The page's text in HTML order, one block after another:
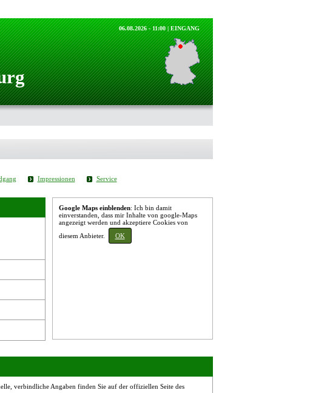
06.08.2026 - 11:00 |EINGANG
Impressionen Service
Google Maps einblenden: Ich bin damit
einverstanden, dass mir Inhalte von google-Maps
angezeigt werden und akzeptiere Cookies von
diesem Anbieter.
OK
verbindliche Angaben finden Sie auf der offiziellen Seite des